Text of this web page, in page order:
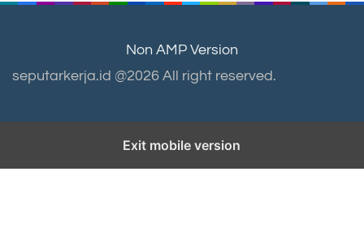
Non AMP Version
seputarkerja.id @2026 All right reserved.
Exit mobile version